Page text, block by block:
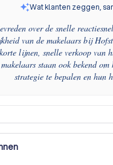
Wat klanten zeggen,
over de snelle
van de makelaars bij
lijnen, snelle verkoop van
staan ook bekend
strategie te bepalen en hun